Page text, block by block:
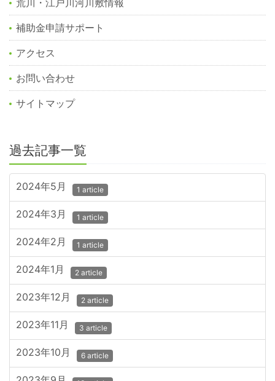
荒川・江戸川河川敷情報
補助金申請サポート
アクセス
お問い合わせ
サイトマップ
過去記事一覧
2024年5月 1 article
2024年3月 1 article
2024年2月 1 article
2024年1月 2 article
2023年12月 2 article
2023年11月 3 article
2023年10月 6 article